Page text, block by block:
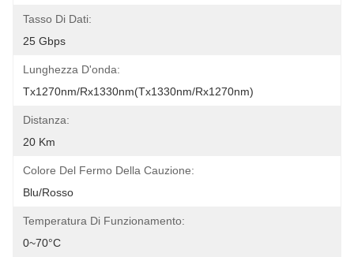
Tasso Di Dati:
25 Gbps
Lunghezza D'onda:
Tx1270nm/Rx1330nm(Tx1330nm/Rx1270nm)
Distanza:
20 Km
Colore Del Fermo Della Cauzione:
Blu/rosso
Temperatura Di Funzionamento:
0~70°C